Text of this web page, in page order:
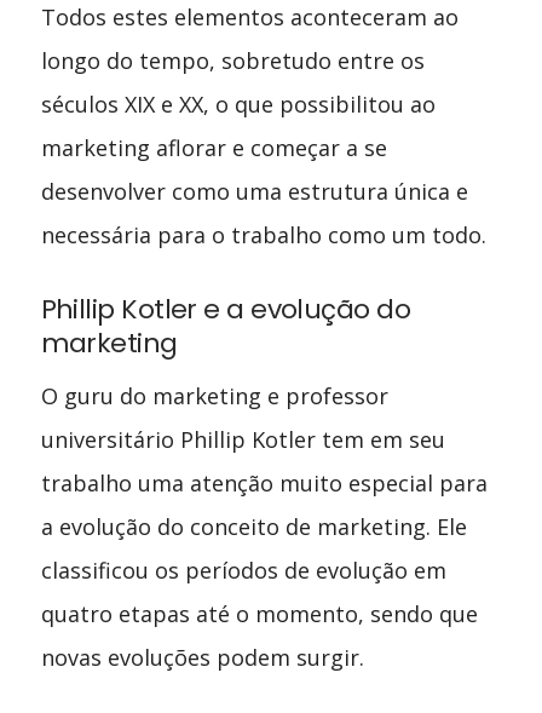
Todos estes elementos aconteceram ao
longo do tempo, sobretudo entre os
séculos XIX e XX, o que possibilitou ao
marketing aflorar e começar a se
desenvolver como uma estrutura única e
necessária para o trabalho como um todo.
Phillip Kotler e a evolução do
marketing
O guru do marketing e professor
universitário Phillip Kotler tem em seu
trabalho uma atenção muito especial para
a evolução do conceito de marketing. Ele
classificou os períodos de evolução em
quatro etapas até o momento, sendo que
novas evoluções podem surgir.